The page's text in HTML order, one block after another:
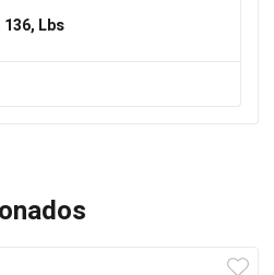
136, Lbs